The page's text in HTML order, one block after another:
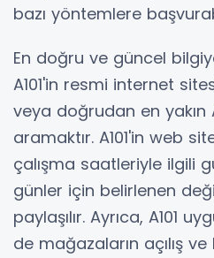
bazı yöntemlere
En doğru ve güncel
A101'in resmi internet
veya doğrudan en yakın
aramaktır. A101'in web
çalışma saatleriyle ilgili
günler için belirlenen
paylaşılır. Ayrıca, A101
de mağazaların açılış